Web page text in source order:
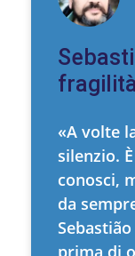
«A volte
silenzio.
conosci,
da